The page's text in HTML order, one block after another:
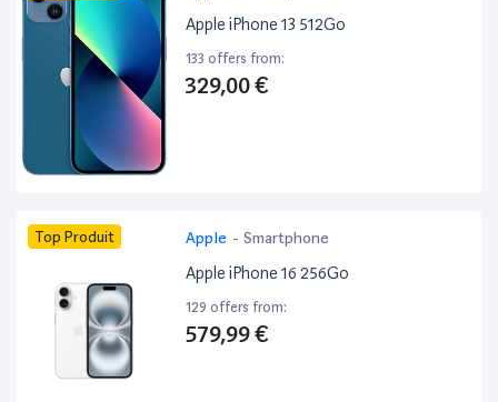
Apple iPhone 13 512Go
133 offers from:
329,00 €
Top Produit Apple - Smartphone
Apple iPhone 16 256Go
129 offers from:
579,99 €